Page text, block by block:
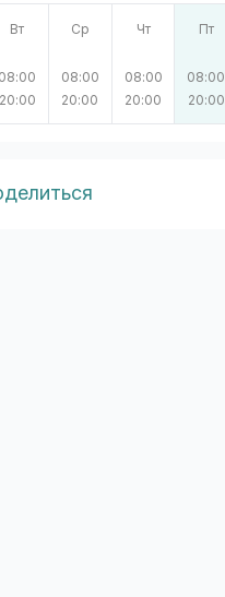
Вт
08:00
20:00
Ср
08:00
20:00
Чт
08:00
20:00
Пт
08:00
20:00